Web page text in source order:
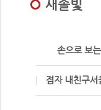
새솔빛
손으로 보
점자 내친구